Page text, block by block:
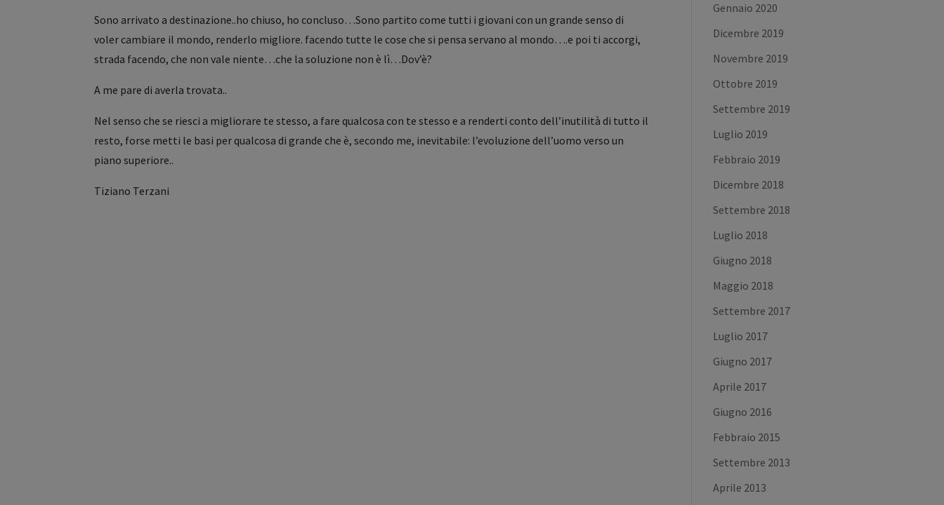
Sono arrivato a destinazione..ho chiuso, ho concluso…Sono partito come tutti i giovani con un grande senso di
voler cambiare il mondo, renderlo migliore. facendo tutte le cose che si pensa servano al mondo….e poi ti accorgi,
strada facendo, che non vale niente…che la soluzione non è lì…Dov’è?
A me pare di averla trovata..
Nel senso che se riesci a migliorare te stesso, a fare qualcosa con te stesso e a renderti conto dell’inutilità di tutto il
resto, forse metti le basi per qualcosa di grande che è, secondo me, inevitabile: l’evoluzione dell’uomo verso un
piano superiore..
Tiziano Terzani
Gennaio 2020
Dicembre 2019
Novembre 2019
Ottobre 2019
Settembre 2019
Luglio 2019
Febbraio 2019
Dicembre 2018
Settembre 2018
Luglio 2018
Giugno 2018
Maggio 2018
Settembre 2017
Luglio 2017
Giugno 2017
Aprile 2017
Giugno 2016
Febbraio 2015
Settembre 2013
Aprile 2013